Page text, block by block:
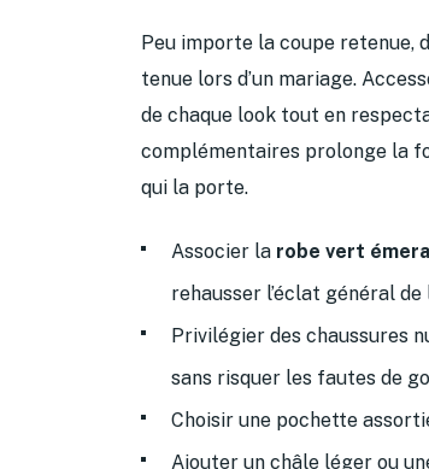
Peu importe la coupe
tenue lors d’un mariage.
de chaque look tout en
complémentaires prolonge la
qui la porte.
Associer la robe vert
rehausser l’éclat général de
Privilégier des chaussures
sans risquer les fautes de
Choisir une pochette
Ajouter un châle léger ou